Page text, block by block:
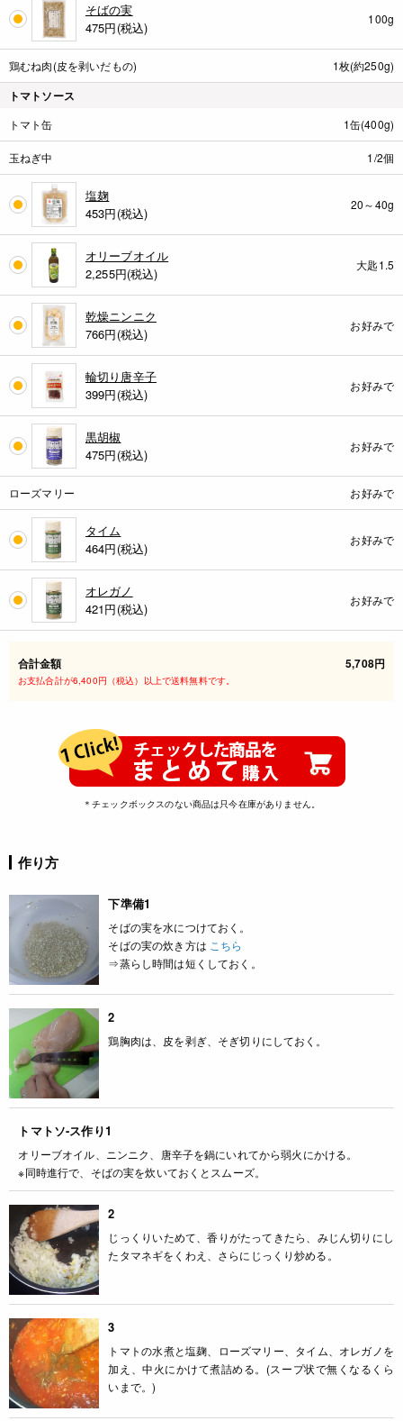
そばの実
475円(税込)
100g
鶏むね肉(皮を剥いだもの) 1枚(約250g)
トマトソース
トマト缶 1缶(400g)
玉ねぎ中 1/2個
塩麹
453円(税込)
20～40g
オリーブオイル
2,255円(税込)
大匙1.5
乾燥ニンニク
766円(税込)
お好みで
輪切り唐辛子
399円(税込)
お好みで
黒胡椒
475円(税込)
お好みで
ローズマリー お好みで
タイム
464円(税込)
お好みで
オレガノ
421円(税込)
お好みで
合計金額 5,708円
お支払合計が6,400円（税込）以上で送料無料です。
＊チェックボックスのない商品は只今在庫がありません。
作り方
下準備1
そばの実を水につけておく。
そばの実の炊き方は こちら
⇒蒸らし時間は短くしておく。
2
鶏胸肉は、皮を剥ぎ、そぎ切りにしておく。
トマトソ-ス作り1
オリーブオイル、ニンニク、唐辛子を鍋にいれてから弱火にかける。
※同時進行で、そばの実を炊いておくとスムーズ。
2
じっくりいためて、香りがたってきたら、みじん切りにし
たタマネギをくわえ、さらにじっくり炒める。
3
トマトの水煮と塩麹、ローズマリー、タイム、オレガノを
加え、中火にかけて煮詰める。(スープ状で無くなるくら
いまで。)